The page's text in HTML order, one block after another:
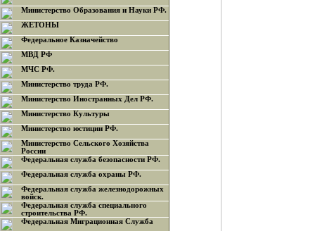
Министерство Образования и Науки РФ.
ЖЕТОНЫ
Федеральное Казначейство
МВД РФ
МЧС РФ.
Министерство труда РФ.
Министерство Иностранных Дел РФ.
Министерство Культуры
Министерство юстиции РФ.
Министерство Сельского Хозяйства
России
Федеральная служба безопасности РФ.
Федеральная служба охраны РФ.
Федеральная служба железнодорожных
войск.
Федеральная служба специального
строительства РФ.
Федеральная Миграционная Служба